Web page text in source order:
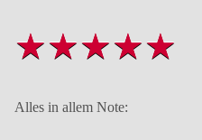
Alles in allem Note: